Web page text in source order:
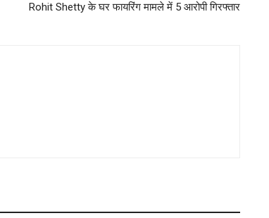
Rohit Shetty के घर फायरिंग मामले में 5 आरोपी गिरफ्तार